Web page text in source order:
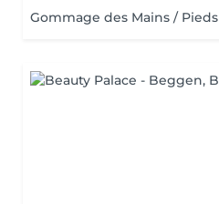
Gommage des Mains / Pieds